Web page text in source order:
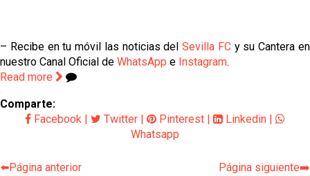
– Recibe en tu móvil las noticias delSevilla FCy su Cantera en
nuestro Canal Oficial de WhatsApp e Instagram.
Read more
Comparte:
Facebook | Twitter | Pinterest | Linkedin |
Whatsapp
⬅️Página anterior Página siguiente➡️